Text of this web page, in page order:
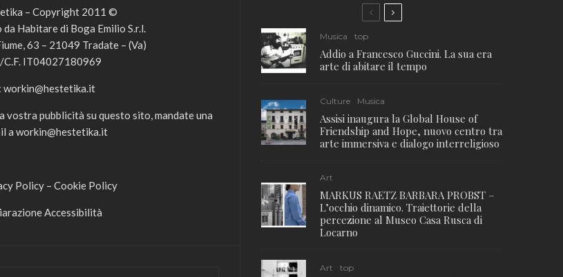
– Copyright 2011 ©
da Habitare di Boga Emilio S.r.l.
63 – 21049 Tradate – (Va)
C.F. IT04027180969
workin@hestetika.it
vostra pubblicità su questo sito, mandate una
a workin@hestetika.it
Policy – Cookie Policy
Accessibilità
Musica top
Addio a Francesco Guccini. La sua era
arte di abitare il tempo
Culture Musica
Assisi inaugura la Global House of
Friendship and Hope, nuovo centro tra
arte immersiva e dialogo interreligioso
Art
MARKUS RAETZ BARBARA PROBST –
L’occhio dinamico. Traiettorie della
percezione al Museo Casa Rusca di
Locarno
Art top